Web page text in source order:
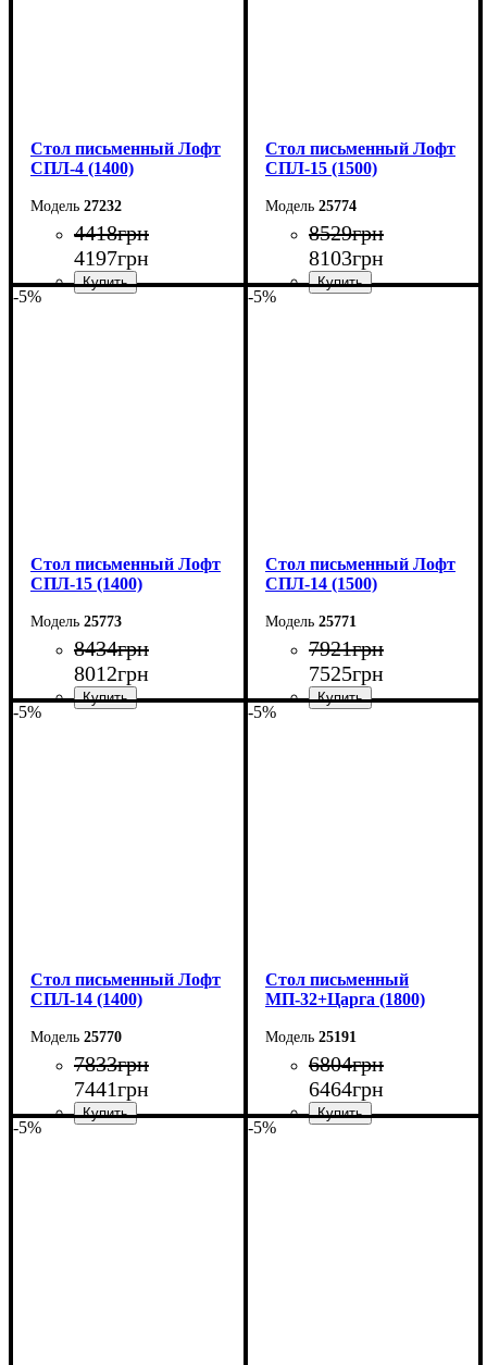
Стол письменный Лофт
СПЛ-4 (1400)
27232
4418грн
4197грн
Стол письменный Лофт
СПЛ-15 (1500)
25774
8529грн
8103грн
-5%
Стол письменный Лофт
СПЛ-15 (1400)
25773
8434грн
8012грн
-5%
Стол письменный Лофт
СПЛ-14 (1500)
25771
7921грн
7525грн
-5%
Стол письменный Лофт
СПЛ-14 (1400)
25770
7833грн
7441грн
-5%
Cтол письменный
МП-32+Царга (1800)
25191
6804грн
6464грн
-5% -5%